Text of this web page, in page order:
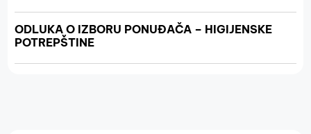
ODLUKA O IZBORU PONUĐAČA – HIGIJENSKE
POTREPŠTINE